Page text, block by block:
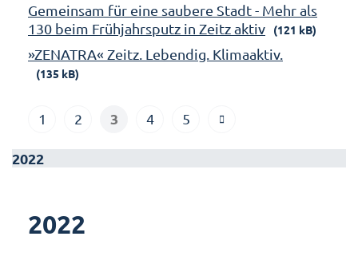
Gemeinsam für eine saubere Stadt - Mehr als
130 beim Frühjahrsputz in Zeitz aktiv
(121 kB)
»ZENATRA« Zeitz. Lebendig. Klimaaktiv.
(135 kB)
1 2 3 4 5
2022
2022